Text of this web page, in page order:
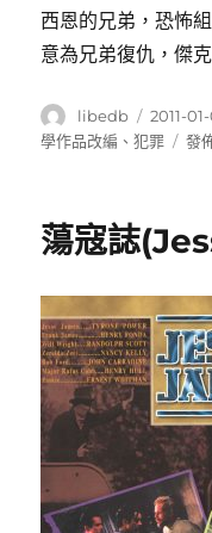
西恩的兄弟，恐怖
意為兄弟復仇，傑
作
者
libedb
發
佈
2011-01-
學作品改編 、犯罪
在
遊
發
蕩寇誌